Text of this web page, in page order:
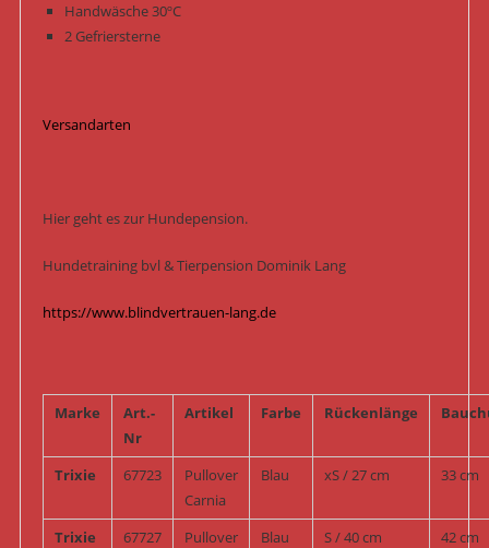
Handwäsche 30ºC
2 Gefriersterne
Versandarten
Hier geht es zur Hundepension.
Hundetraining bvl & Tierpension Dominik Lang
https://www.blindvertrauen-lang.de
Marke
Art.-
Nr
Artikel Farbe Rückenlänge
Trixie 67723
Pullover
Carnia
Blau xS / 27 cm 33 cm
Trixie 67727 Pullover Blau S / 40 cm 42 cm